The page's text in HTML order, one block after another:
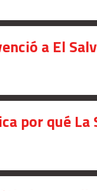
a El
por qué